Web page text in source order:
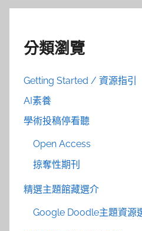
分類瀏覽
Getting Started / 資源指引
AI素養
學術投稿停看聽
Open Access
掠奪性期刊
精選主題館藏選介
Google Doodle主題資源